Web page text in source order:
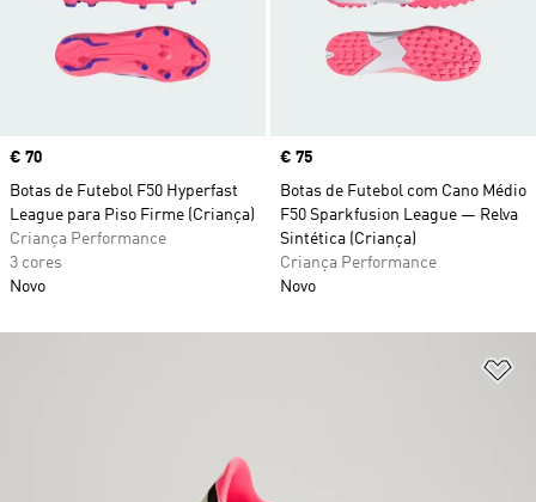
Price
€ 70
Botas de Futebol F50 Hyperfast
League para Piso Firme (Criança)
Criança Performance
3 cores
Novo
Price
€ 75
Botas de Futebol com Cano Médio
F50 Sparkfusion League — Relva
Sintética (Criança)
Criança Performance
Novo